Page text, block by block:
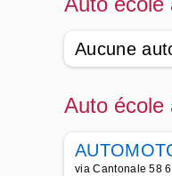
Aucune
Auto école
via Cantonale 58